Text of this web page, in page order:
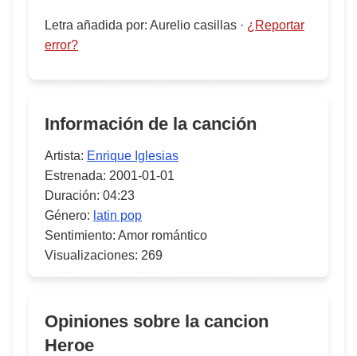
Letra añadida por: Aurelio casillas · ¿Reportar
error?
Información de la canción
Artista: Enrique Iglesias
Estrenada: 2001-01-01
Duración: 04:23
Género: latin pop
Sentimiento: Amor romántico
Visualizaciones: 269
Opiniones sobre la cancion
Heroe